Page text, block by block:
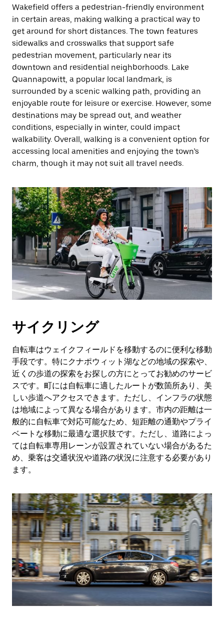
タ
ン
カ
レ
ン
ダ
ー
を
ま
す。
Wakefield offers a pedestrian-friendly environment
in certain areas, making walking a practical way to
get around for short distances. The town features
sidewalks and crosswalks that support safe
pedestrian movement, particularly near its
downtown and residential neighborhoods. Lake
Quannapowitt, a popular local landmark, is
surrounded by a scenic walking path, providing an
enjoyable route for leisure or exercise. However, some
destinations may be spread out, and weather
conditions, especially in winter, could impact
walkability. Overall, walking is a convenient option for
accessing local amenities and enjoying the town’s
charm, though it may not suit all travel needs.
サイクリング
自転車はウェイクフィールドを移動するのに便利な移動
手段です。特にクナポウィット湖などの地域の探索や、
近くの歩道の探索をお探しの方にとってお勧めのサービ
スです。町には自転車に適したルートが数箇所あり、美
しい歩道へアクセスできます。ただし、インフラの状態
は地域によって異なる場合があります。市内の距離は一
般的に自転車で対応可能なため、短距離の通勤やプライ
ベートな移動に最適な選択肢です。ただし、道路によっ
ては自転車専用レーンが設置されていない場合があるた
め、乗客は交通状況や道路の状況に注意する必要があり
ます。